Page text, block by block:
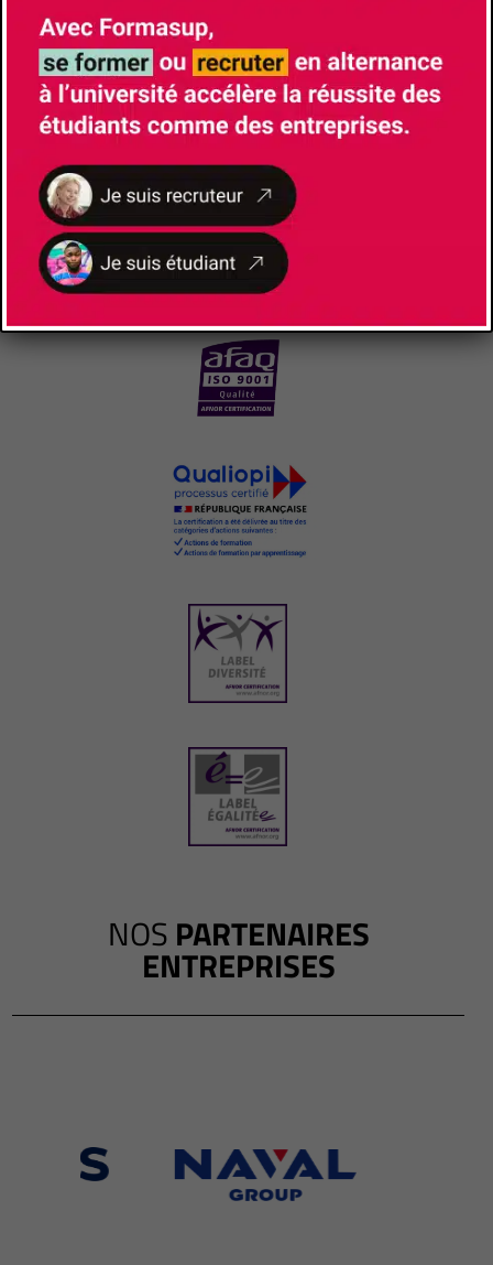
NOSCERTIFICATIONS ET LABELS
NOS PARTENAIRES
ENTREPRISES